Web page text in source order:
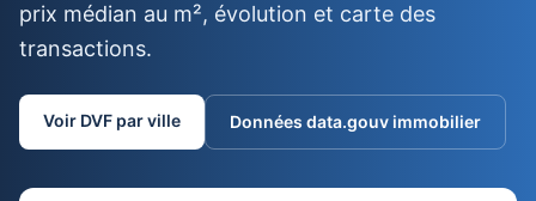
prix médian au m², évolution et carte des
transactions.
Voir DVF par ville Données data.gouv immobilier